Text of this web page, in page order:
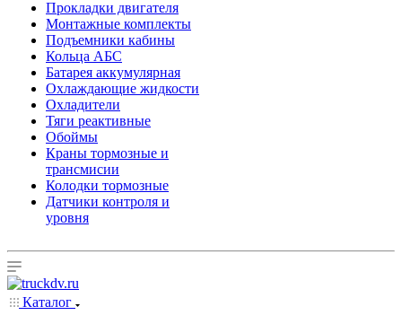
Прокладки двигателя
Монтажные комплекты
Подъемники кабины
Кольца АБС
Батарея аккумулярная
Охлаждающие жидкости
Охладители
Тяги реактивные
Обоймы
Краны тормозные и
трансмисии
Колодки тормозные
Датчики контроля и
уровня
Каталог